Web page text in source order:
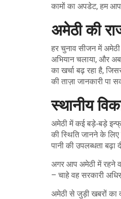
कामों का अपडेट, हम
अमेठी की
हर चुनाव सीजन में
अभियान चलाया, और
का खर्चा बढ़ रहा है,
की ताज़ा जानकारी पा
स्थानीय
अमेठी में कई बड़े‑बड़े
की स्थिति जानने के लिए
पानी की उपलब्धता बढ़ा
अगर आप अमेठी में रहने
– चाहे वह सरकारी
अमेठी से जुड़ी खबरों का